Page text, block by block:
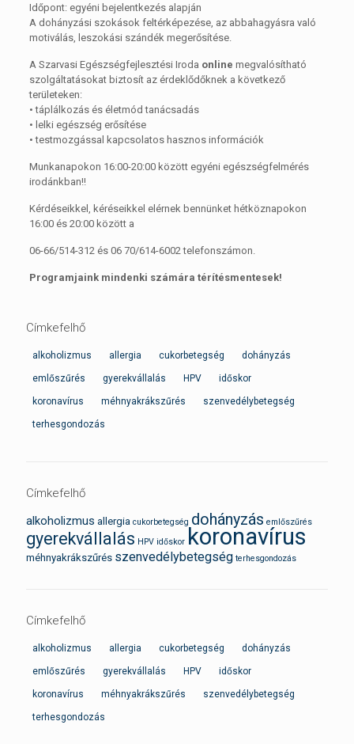
Időpont: egyéni bejelentkezés alapján
A dohányzási szokások feltérképezése, az abbahagyásra való
motiválás, leszokási szándék megerősítése.
A Szarvasi Egészségfejlesztési Iroda online megvalósítható
szolgáltatásokat biztosít az érdeklődőknek a következő
területeken:
• táplálkozás és életmód tanácsadás
• lelki egészség erősítése
• testmozgással kapcsolatos hasznos információk
Munkanapokon 16:00-20:00 között egyéni egészségfelmérés
irodánkban!!
Kérdéseikkel, kéréseikkel elérnek bennünket hétköznapokon
16:00 és 20:00 között a
06-66/514-312 és 06 70/614-6002 telefonszámon.
Programjaink mindenki számára térítésmentesek!
Címkefelhő
alkoholizmus allergia cukorbetegség dohányzás
emlőszűrés gyerekvállalás HPV időskor
koronavírus méhnyakrákszűrés szenvedélybetegség
terhesgondozás
Címkefelhő
alkoholizmus allergia cukorbetegség dohányzás emlőszűrés
gyerekvállalás HPV időskor koronavírus
méhnyakrákszűrés szenvedélybetegség terhesgondozás
Címkefelhő
alkoholizmus allergia cukorbetegség dohányzás
emlőszűrés gyerekvállalás HPV időskor
koronavírus méhnyakrákszűrés szenvedélybetegség
terhesgondozás